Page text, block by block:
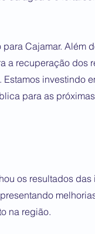
Cajamar. Além
a recuperação dos
investindo
para as
os resultados
na região.